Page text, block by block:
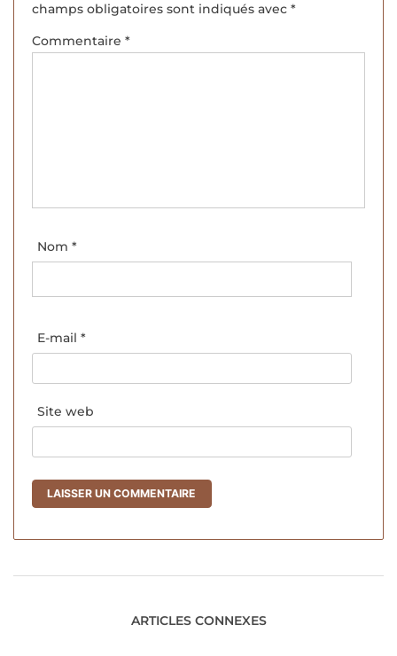
champs obligatoires sont indiqués avec *
Commentaire *
Nom *
E-mail *
Site web
ARTICLES CONNEXES